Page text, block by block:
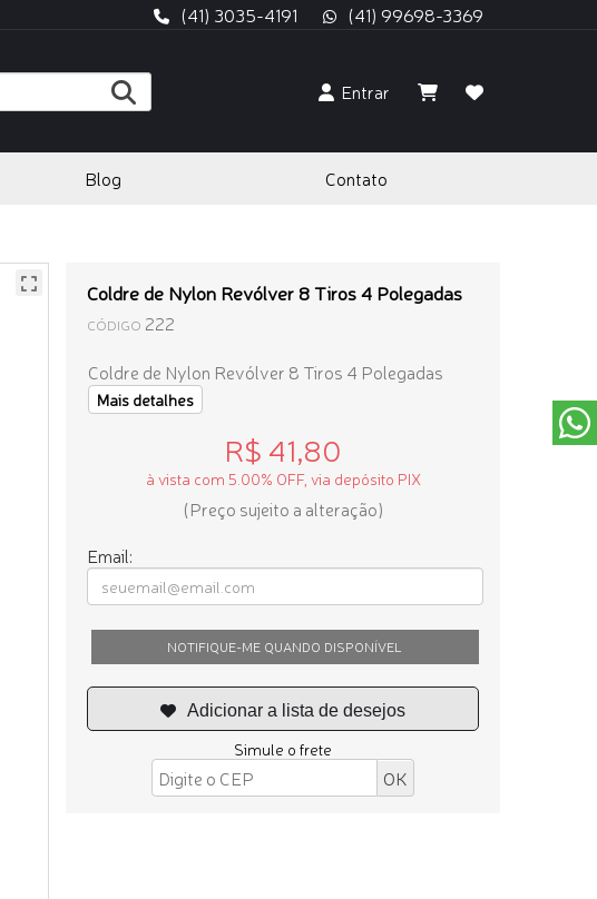
(41) 3035-4191 (41) 99698-3369
Entrar
Blog Contato
Coldre de Nylon Revólver 8 Tiros 4 Polegadas
CÓDIGO 222
Coldre de Nylon Revólver 8 Tiros 4 Polegadas
Mais detalhes
R$ 41,80
à vista com 5.00% OFF, via depósito PIX
(Preço sujeito a alteração)
Email:
NOTIFIQUE-ME QUANDO DISPONÍVEL
Simule o frete